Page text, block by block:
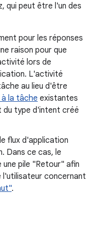
qui peut être l'un des
pour les réponses
raison pour que
lors de
L'activité
au lieu d'être
la tâche existantes
du type d'intent créé
flux d'application
Dans ce cas, le
pile "Retour" afin
l'utilisateur concernant
.